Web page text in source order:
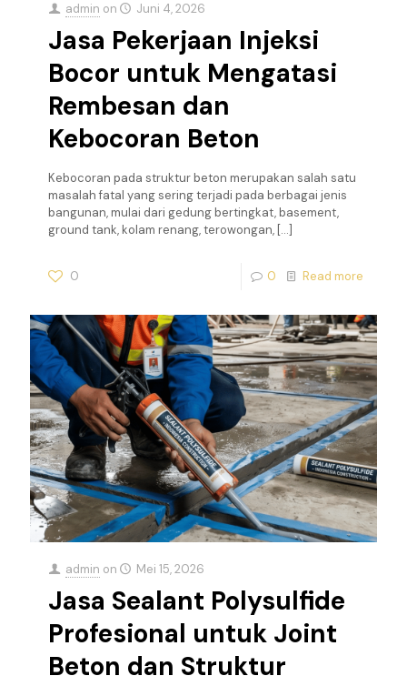
admin on Juni 4, 2026
Jasa Pekerjaan Injeksi
Bocor untuk Mengatasi
Rembesan dan
Kebocoran Beton
Kebocoran pada struktur beton merupakan salah satu
masalah fatal yang sering terjadi pada berbagai jenis
bangunan, mulai dari gedung bertingkat, basement,
ground tank, kolam renang, terowongan, […]
0 0 Read more
admin on Mei 15, 2026
Jasa Sealant Polysulfide
Profesional untuk Joint
Beton dan Struktur